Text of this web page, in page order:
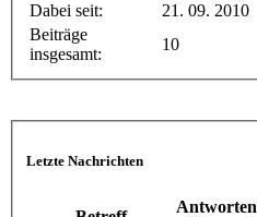
Dabei seit:
21. 09. 2010
Beiträge
insgesamt:
10
Letzte Nachrichten
Antworten